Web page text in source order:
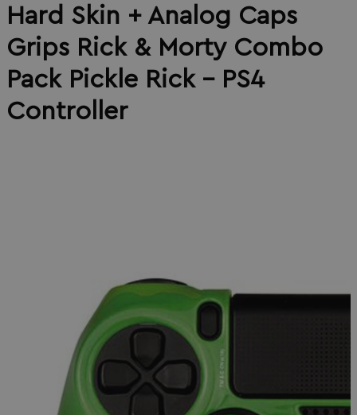
Hard Skin + Analog Caps
Grips Rick & Morty Combo
Pack Pickle Rick - PS4
Controller